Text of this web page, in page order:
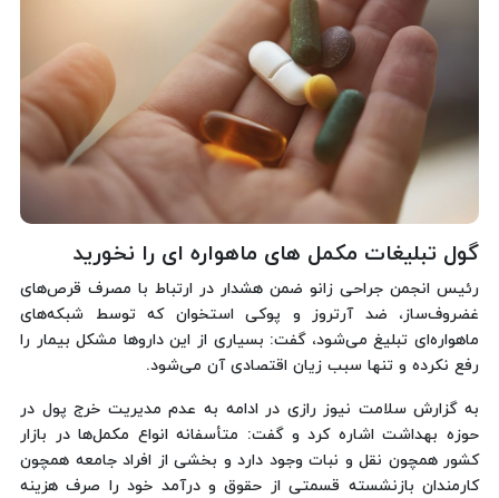
گول تبلیغات مکمل های ماهواره ای را نخورید
رئیس انجمن جراحی‌ زانو ضمن هشدار در ارتباط با مصرف قرص‌های
غضروف‌ساز، ضد آرتروز و پوکی استخوان که توسط شبکه‌های
ماهواره‌ای تبلیغ می‌شود، گفت: بسیاری از این داروها مشکل بیمار را
رفع نکرده و تنها سبب زیان اقتصادی آن می‌شود.
به گزارش سلامت نیوز رازی در ادامه به عدم مدیریت خرج پول در
حوزه بهداشت اشاره کرد و گفت: متأسفانه انواع مکمل‌ها در بازار
کشور همچون نقل و نبات وجود دارد و بخشی از افراد جامعه همچون
کارمندان بازنشسته قسمتی از حقوق و درآمد خود را صرف هزینه